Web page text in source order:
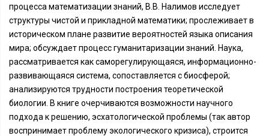
процесса математизации знаний, В.В. Налимов исследует
структуры чистой и прикладной математики; прослеживает в
историческом плане развитие вероятностей языка описания
мира; обсуждает процесс гуманитаризации знаний. Наука,
рассматривается как саморегулирующаяся, информационно-
развивающаяся система, сопоставляется с биосферой;
анализируются трудности построения теоретической
биологии. В книге очерчиваются возможности научного
подхода к решению, эсхатологической проблемы (так автор
воспринимает проблему экологического кризиса), строится